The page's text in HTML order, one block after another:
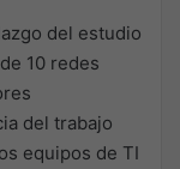
del estudio
10 redes
del trabajo
equipos de TI